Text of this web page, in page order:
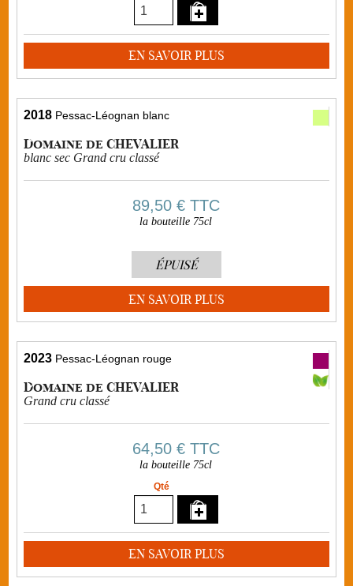
EN SAVOIR PLUS
2018 Pessac-Léognan blanc
Domaine de CHEVALIER
blanc sec Grand cru classé
89,50 €TTC
la bouteille 75cl
ÉPUISÉ
EN SAVOIR PLUS
2023 Pessac-Léognan rouge
Domaine de CHEVALIER
Grand cru classé
64,50 €TTC
la bouteille 75cl
Qté
EN SAVOIR PLUS